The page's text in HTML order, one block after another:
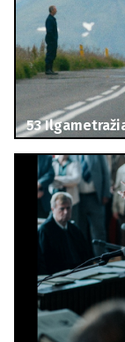
53